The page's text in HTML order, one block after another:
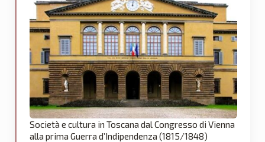
Società e cultura in Toscana dal Congresso di Vienna
alla prima Guerra d’Indipendenza (1815/1848)